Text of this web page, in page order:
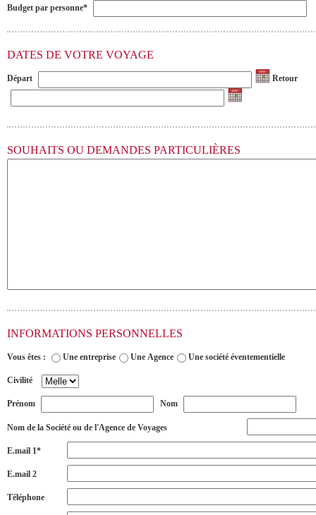
Budget par personne*
DATES DE VOTRE VOYAGE
Départ Retour
SOUHAITS OU DEMANDES PARTICULIÈRES
INFORMATIONS PERSONNELLES
Vous êtes : Une entreprise Une Agence Une société éventementielle
Civilité
Prénom Nom
Nom de la Société ou de l'Agence de Voyages
E.mail 1*
E.mail 2
Téléphone